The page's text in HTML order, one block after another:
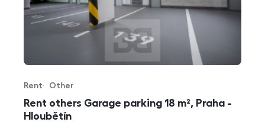
Rent others Garage parking 18 m², Praha -
Hloubětín
Offer type
Rent
Property type
Other